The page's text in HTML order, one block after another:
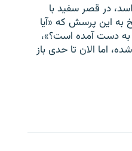
دونالد تامپ که روز پنجشنبه ۱۵ اسد، در قصر سفید با
به این پرسش که «آیا
به دست آمده است؟»،
اما الان تا حدی باز